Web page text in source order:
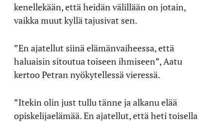
kenellekään, että heidän välillään on jotain,
vaikka muut kyllä tajusivat sen.
”En ajatellut siinä elämänvaiheessa, että
haluaisin sitoutua toiseen ihmiseen”, Aatu
kertoo Petran nyökytellessä vieressä.
”Itekin olin just tullu tänne ja alkanu elää
opiskelijaelämää. En ajatellut, että heti toisella